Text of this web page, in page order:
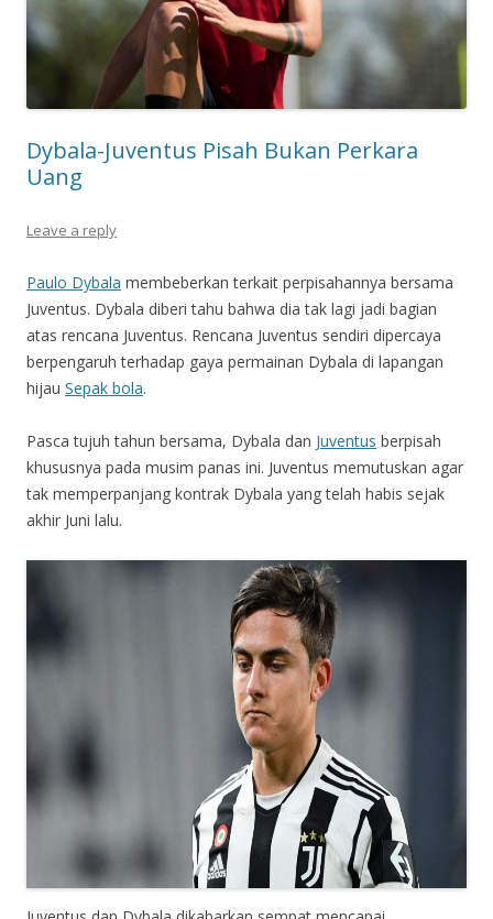
Dybala-Juventus Pisah Bukan Perkara
Uang
Leave a reply
Paulo Dybala membeberkan terkait perpisahannya bersama
Juventus. Dybala diberi tahu bahwa dia tak lagi jadi bagian
atas rencana Juventus. Rencana Juventus sendiri dipercaya
berpengaruh terhadap gaya permainan Dybala di lapangan
hijau Sepak bola.
Pasca tujuh tahun bersama, Dybala dan Juventus berpisah
khususnya pada musim panas ini. Juventus memutuskan agar
tak memperpanjang kontrak Dybala yang telah habis sejak
akhir Juni lalu.